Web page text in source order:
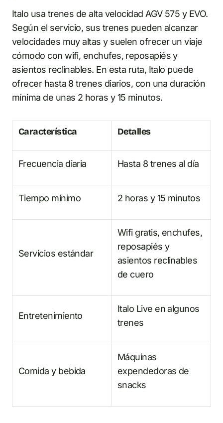
Italo usa trenes de alta velocidad AGV 575 y EVO.
Según el servicio, sus trenes pueden alcanzar
velocidades muy altas y suelen ofrecer un viaje
cómodo con wifi, enchufes, reposapiés y
asientos reclinables. En esta ruta, Italo puede
ofrecer hasta 8 trenes diarios, con una duración
mínima de unas 2 horas y 15 minutos.
Característica Detalles
Frecuencia diaria Hasta 8 trenes al día
Tiempo mínimo 2 horas y 15 minutos
Servicios estándar
Wifi gratis, enchufes,
reposapiés y
asientos reclinables
de cuero
Entretenimiento
Italo Live en algunos
trenes
Comida y bebida
Máquinas
expendedoras de
snacks